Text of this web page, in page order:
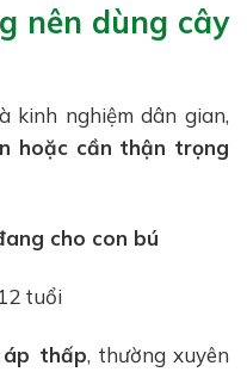
nên dùng cây
kinh nghiệm dân gian,
hoặc cần thận trọng
cho con bú
tuổi
áp thấp, thường xuyên